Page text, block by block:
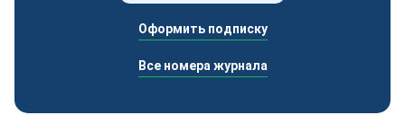
Оформить подписку
Все номера журнала